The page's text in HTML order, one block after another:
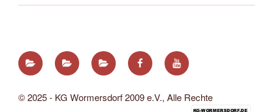
ImpressumDatenschutzerklärung
Vereinssatzung
Wir
auf
Wir
auf
© 2025 - KG Wormersdorf 2009 e.V., Alle Rechte